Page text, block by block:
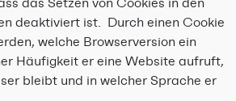
deaktiviert ist. Durch einen Cookie
welche Browserversion ein
Häufigkeit er eine Website aufruft,
bleibt und in welcher Sprache er